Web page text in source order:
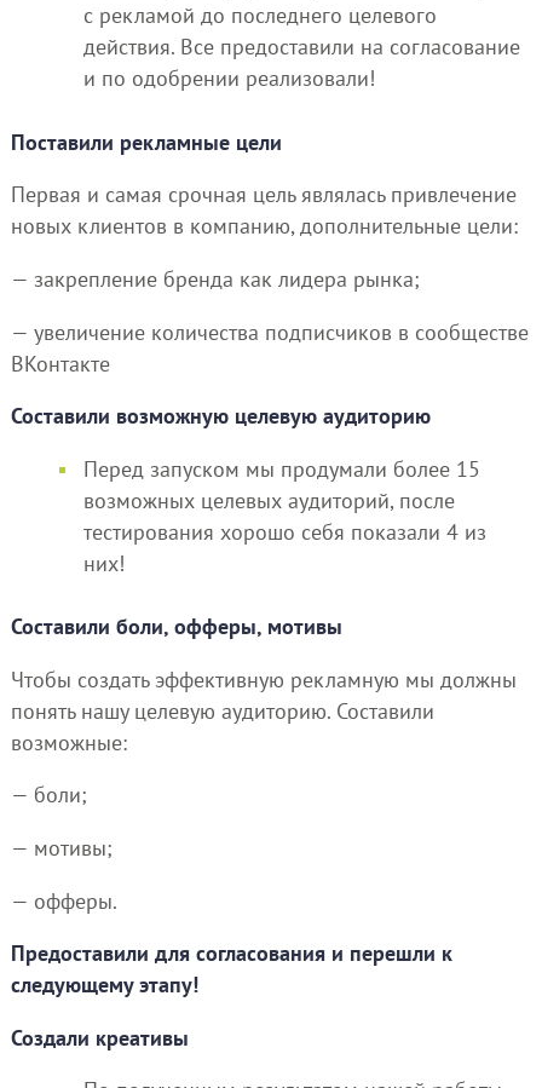
с рекламой до последнего целевого
действия. Все предоставили на согласование
и по одобрении реализовали!
Поставили рекламные цели
Первая и самая срочная цель являлась привлечение
новых клиентов в компанию, дополнительные цели:
— закрепление бренда как лидера рынка;
— увеличение количества подписчиков в сообществе
ВКонтакте
Составили возможную целевую аудиторию
Перед запуском мы продумали более 15
возможных целевых аудиторий, после
тестирования хорошо себя показали 4 из
них!
Составили боли, офферы, мотивы
Чтобы создать эффективную рекламную мы должны
понять нашу целевую аудиторию. Составили
возможные:
— боли;
— мотивы;
— офферы.
Предоставили для согласования и перешли к
следующему этапу!
Создали креативы